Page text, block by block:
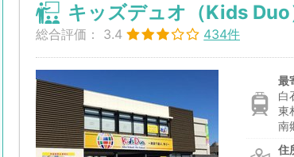
キッズデュオ（Kids
総合評価： 3.4 434件
最
白
東
南
住